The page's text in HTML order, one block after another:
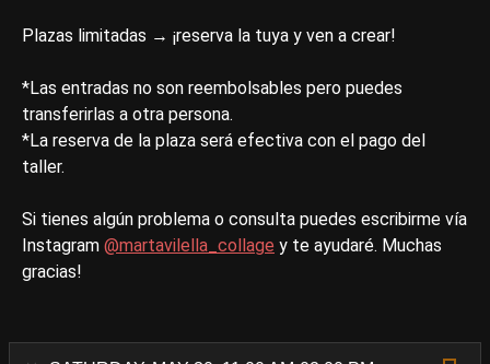
Plazas limitadas → ¡reserva la tuya y ven a crear!
*Las entradas no son reembolsables pero puedes
transferirlas a otra persona.
*La reserva de la plaza será efectiva con el pago del
taller.
Si tienes algún problema o consulta puedes escribirme vía
Instagram @martavilella_collage y te ayudaré. Muchas
gracias!